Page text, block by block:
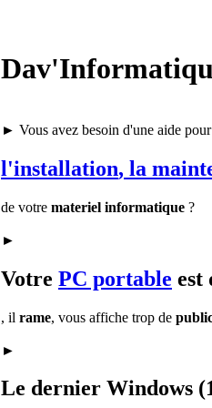
► Vous avez besoin d'une aide pour
l'installation, la
de votre materiel informatique ?
►
Votre PC portable est
, il rame, vous affiche trop de
►
Le dernier Windows